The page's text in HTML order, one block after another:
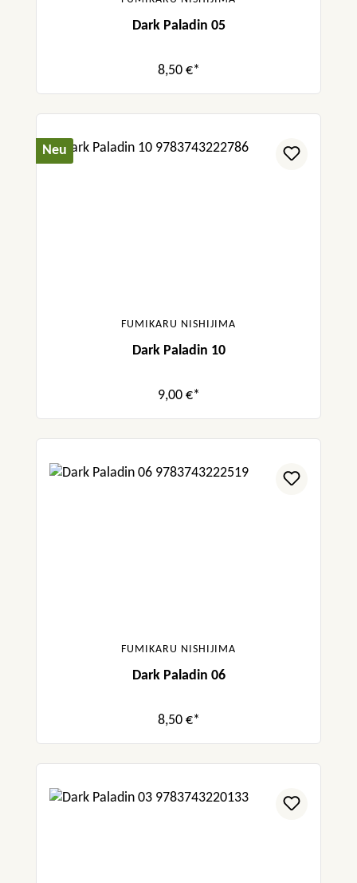
Dark Paladin 05
8,50 €*
Neu
FUMIKARU NISHIJIMA
Dark Paladin 10
9,00 €*
FUMIKARU NISHIJIMA
Dark Paladin 06
8,50 €*